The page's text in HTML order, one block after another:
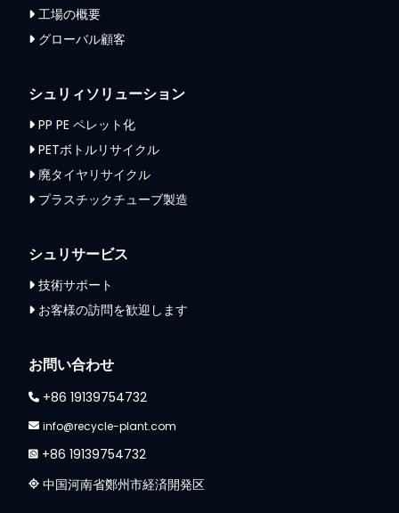
工場の概要
グローバル顧客
シュリィソリューション
PP PE ペレット化
PETボトルリサイクル
廃タイヤリサイクル
プラスチックチューブ製造
シュリサービス
技術サポート
お客様の訪問を歓迎します
お問い合わせ
+86 19139754732
info@recycle-plant.com
+86 19139754732
中国河南省鄭州市経済開発区